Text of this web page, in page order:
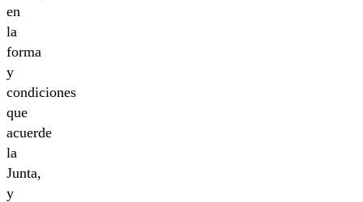
en
la
forma
y
condiciones
que
acuerde
la
Junta,
y